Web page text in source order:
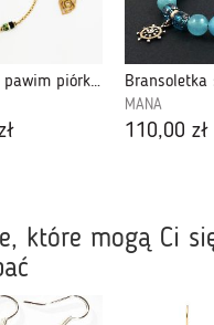
Komplet z pawim piórkiem.
MANA
110,00 zł
które mogą Ci